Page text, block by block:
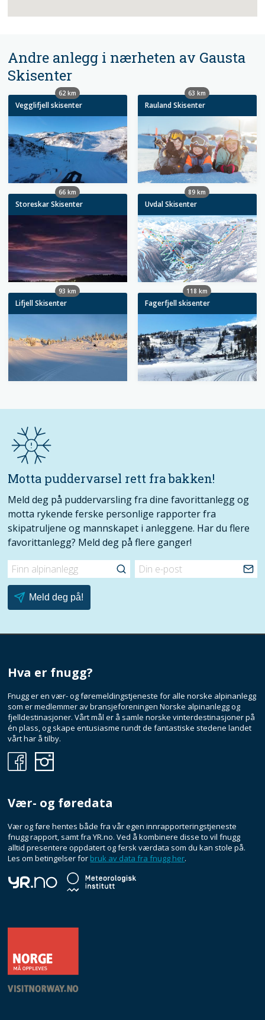
Andre anlegg i nærheten av Gausta
Skisenter
Vegglifjell skisenter
62 km
Rauland Skisenter
63 km
Storeskar Skisenter
66 km
Uvdal Skisenter
89 km
Lifjell Skisenter
93 km
Fagerfjell skisenter
118 km
Motta puddervarsel rett fra bakken!
Meld deg på puddervarsling fra dine favorittanlegg og
motta rykende ferske personlige rapporter fra
skipatruljene og mannskapet i anleggene. Har du flere
favorittanlegg? Meld deg på flere ganger!
Finn
alpinanlegg
Hva er fnugg?
Fnugg er en vær- og føremeldingstjeneste for alle norske alpinanlegg
som er medlemmer av bransjeforeningen Norske alpinanlegg og
fjelldestinasjoner. Vårt mål er å samle norske vinterdestinasjoner på
én plass, og skape entusiasme rundt de fantastiske stedene landet
vårt har å tilby.
Fnugg
på
på
Vær- og føredata
Vær og føre hentes både fra vår egen innrapporteringstjeneste
fnugg rapport, samt fra YR.no. Ved å kombinere disse to vil fnugg
alltid presentere oppdatert og fersk værdata som du kan stole på.
Les om betingelser for bruk av data fra fnugg her.
Yr.no